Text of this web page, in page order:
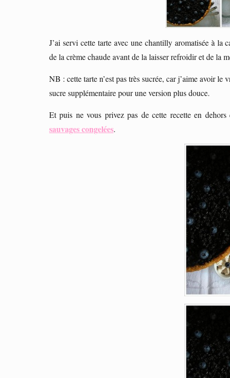
J’ai servi cette tarte avec une chantilly aromatisée à la
de la crème chaude avant de la laisser refroidir et de la
NB : cette tarte n’est pas très sucrée, car j’aime avoir
sucre supplémentaire pour une version plus douce.
Et puis ne vous privez pas de cette recette en
sauvages congelées.